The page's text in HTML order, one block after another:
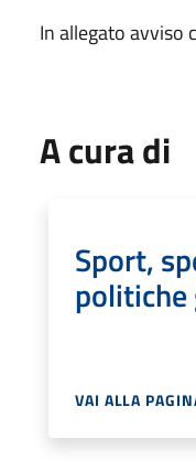
In allegato avviso
A cura di
Sport,
VAI ALLA